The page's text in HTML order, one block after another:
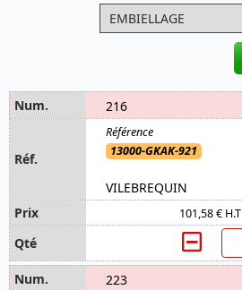
216
13000-GKAK-921
VILEBREQUIN
101,58 € H.T
223